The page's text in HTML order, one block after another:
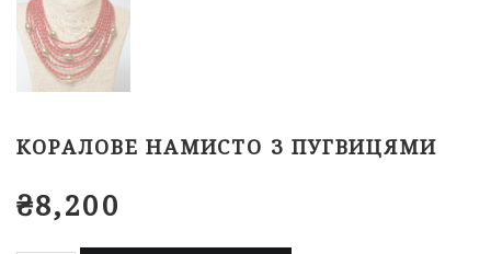
КОРАЛОВЕ НАМИСТО З ПУГВИЦЯМИ
₴8,200